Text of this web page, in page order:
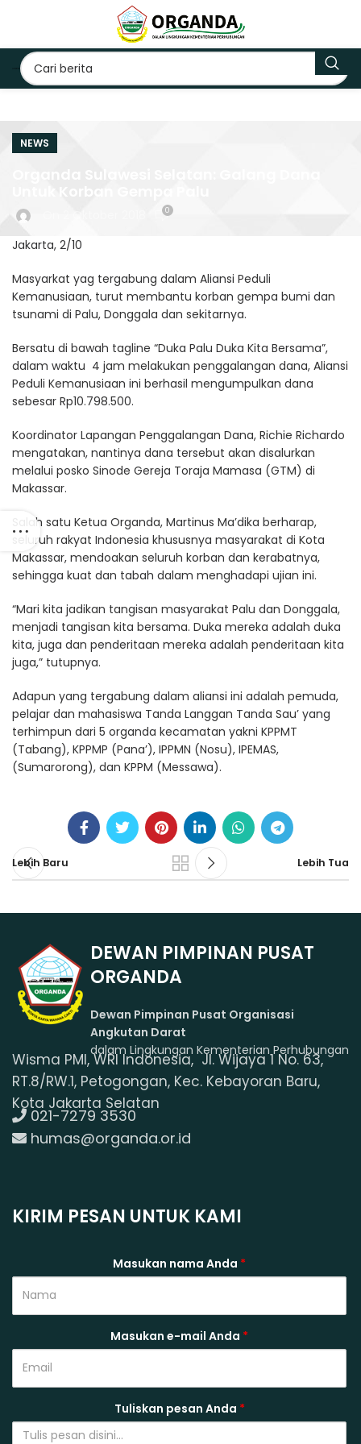
NEWS
0
Jakarta, 2/10
Masyarkat yag tergabung dalam Aliansi Peduli
Kemanusiaan, turut membantu korban gempa bumi dan
tsunami di Palu, Donggala dan sekitarnya.
Bersatu di bawah tagline “Duka Palu Duka Kita Bersama”,
dalam waktu 4 jam melakukan penggalangan dana, Aliansi
Peduli Kemanusiaan ini berhasil mengumpulkan dana
sebesar Rp10.798.500.
Koordinator Lapangan Penggalangan Dana, Richie Richardo
mengatakan, nantinya dana tersebut akan disalurkan
melalui posko Sinode Gereja Toraja Mamasa (GTM) di
Makassar.
Salah satu Ketua Organda, Martinus Ma’dika berharap,
seluruh rakyat Indonesia khususnya masyarakat di Kota
Makassar, mendoakan seluruh korban dan kerabatnya,
sehingga kuat dan tabah dalam menghadapi ujian ini.
“Mari kita jadikan tangisan masyarakat Palu dan Donggala,
menjadi tangisan kita bersama. Duka mereka adalah duka
kita, juga dan penderitaan mereka adalah penderitaan kita
juga,” tutupnya.
Adapun yang tergabung dalam aliansi ini adalah pemuda,
pelajar dan mahasiswa Tanda Langgan Tanda Sau’ yang
terhimpun dari 5 organda kecamatan yakni KPPMT
(Tabang), KPPMP (Pana’), IPPMN (Nosu), IPEMAS,
(Sumarorong), dan KPPM (Messawa).
Lebih Baru Lebih Tua
DEWAN PIMPINAN PUSAT
ORGANDA
Dewan Pimpinan Pusat Organisasi
Angkutan Darat
dalam Lingkungan Kementerian Perhubungan
Wisma PMI, WRI Indonesia, Jl. Wijaya 1 No. 63,
RT.8/RW.1, Petogongan, Kec. Kebayoran Baru,
Kota Jakarta Selatan
021-7279 3530
humas@organda.or.id
KIRIM PESAN UNTUK KAMI
Masukan nama Anda *
Masukan e-mail Anda *
Tuliskan pesan Anda *